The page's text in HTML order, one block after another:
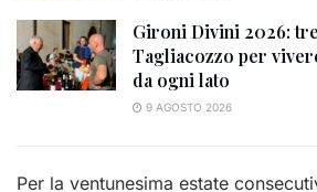
Gironi Divini 2026:
Tagliacozzo per
da ogni lato
9 AGOSTO 2026
Per la ventunesima estate